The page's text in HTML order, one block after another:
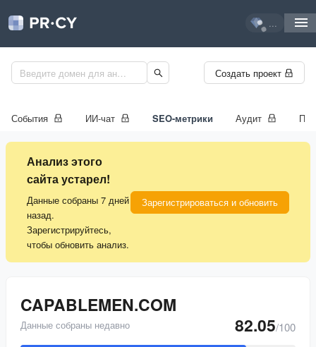
...
Создать проект
События ИИ-чат SEO-метрики Аудит
Анализ этого
сайта устарел!
Данные собраны 7 дней
назад.
Зарегистрируйтесь,
чтобы обновить анализ.
Зарегистрироваться и обновить
CAPABLEMEN.COM
Данные собраны недавно 82.05/100